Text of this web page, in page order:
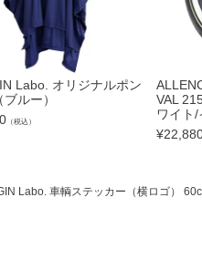
Labo. オリジナルポン
ルー）
（税込）
VAL
ワイト
¥
Labo. 車輌ステッカー（横ロゴ）